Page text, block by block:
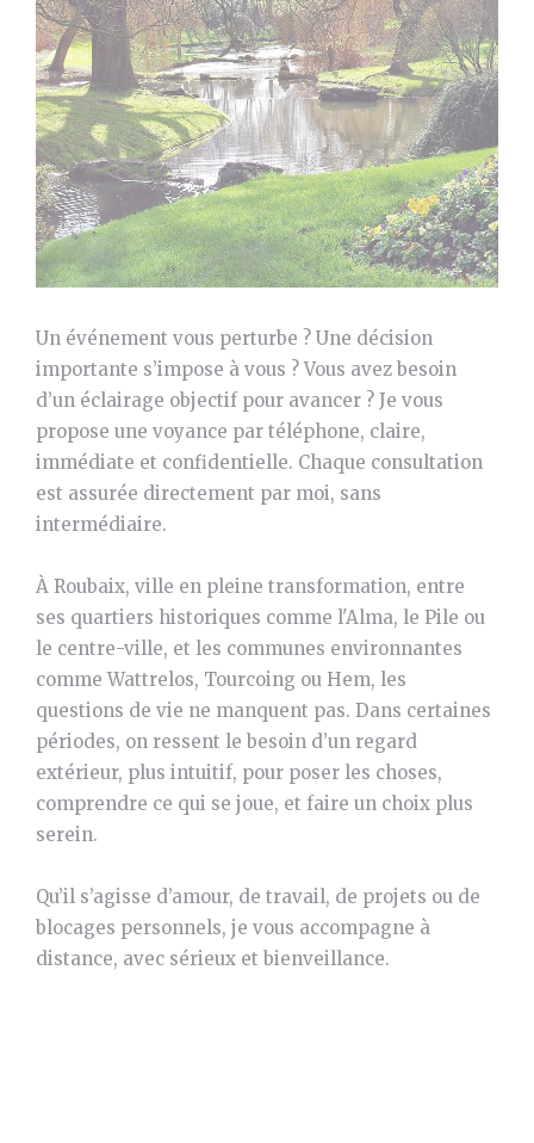
Un événement vous perturbe ? Une décision
importante s’impose à vous ? Vous avez besoin
d’un éclairage objectif pour avancer ? Je vous
propose une voyance par téléphone, claire,
immédiate et confidentielle. Chaque consultation
est assurée directement par moi, sans
intermédiaire.
À Roubaix, ville en pleine transformation, entre
ses quartiers historiques comme l'Alma, le Pile ou
le centre-ville, et les communes environnantes
comme Wattrelos, Tourcoing ou Hem, les
questions de vie ne manquent pas. Dans certaines
périodes, on ressent le besoin d’un regard
extérieur, plus intuitif, pour poser les choses,
comprendre ce qui se joue, et faire un choix plus
serein.
Qu’il s’agisse d’amour, de travail, de projets ou de
blocages personnels, je vous accompagne à
distance, avec sérieux et bienveillance.